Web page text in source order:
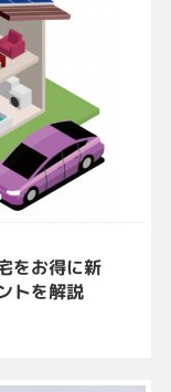
をお得に新
トを解説